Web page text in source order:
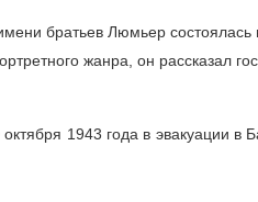
братьев Люмьер
жанра, он рассказал
1943 года в эвакуации в